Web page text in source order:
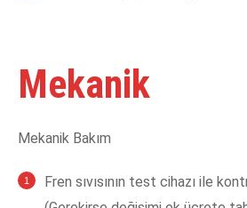
Mekanik
Mekanik Bakım
Fren sıvısının test cihazı ile